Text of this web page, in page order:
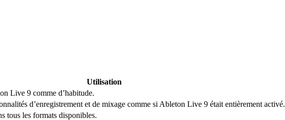
Utilisation
Live 9 comme d’habitude.
d’enregistrement et de mixage comme si Ableton Live 9 était entièrement activé.
tous les formats disponibles.